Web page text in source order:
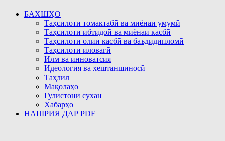
БАХШҲО
Таҳсилоти томактабӣ ва миёнаи умумӣ
Таҳсилоти ибтидоӣ ва миёнаи касбӣ
Таҳсилоти олии касбӣ ва баъдидипломӣ
Таҳсилоти иловагӣ
Илм ва инноватсия
Идеология ва хештаншиносӣ
Таҳлил
Мақолаҳо
Гулистони сухан
Хабарҳо
НАШРИЯ ДАР PDF